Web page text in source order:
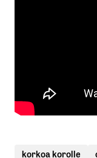
korkoa korolle